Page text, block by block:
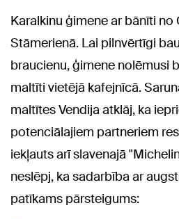
Karalkinu ģimene ar bānīti
Stāmerienā. Lai pilnvērtīgi
braucienu, ģimene nolēmusi
maltīti vietējā kafejnīcā.
maltītes Vendija atklāj, ka
potenciālajiem partneriem
iekļauts arī slavenajā
neslēpj, ka sadarbība ar
patīkams pārsteigums: